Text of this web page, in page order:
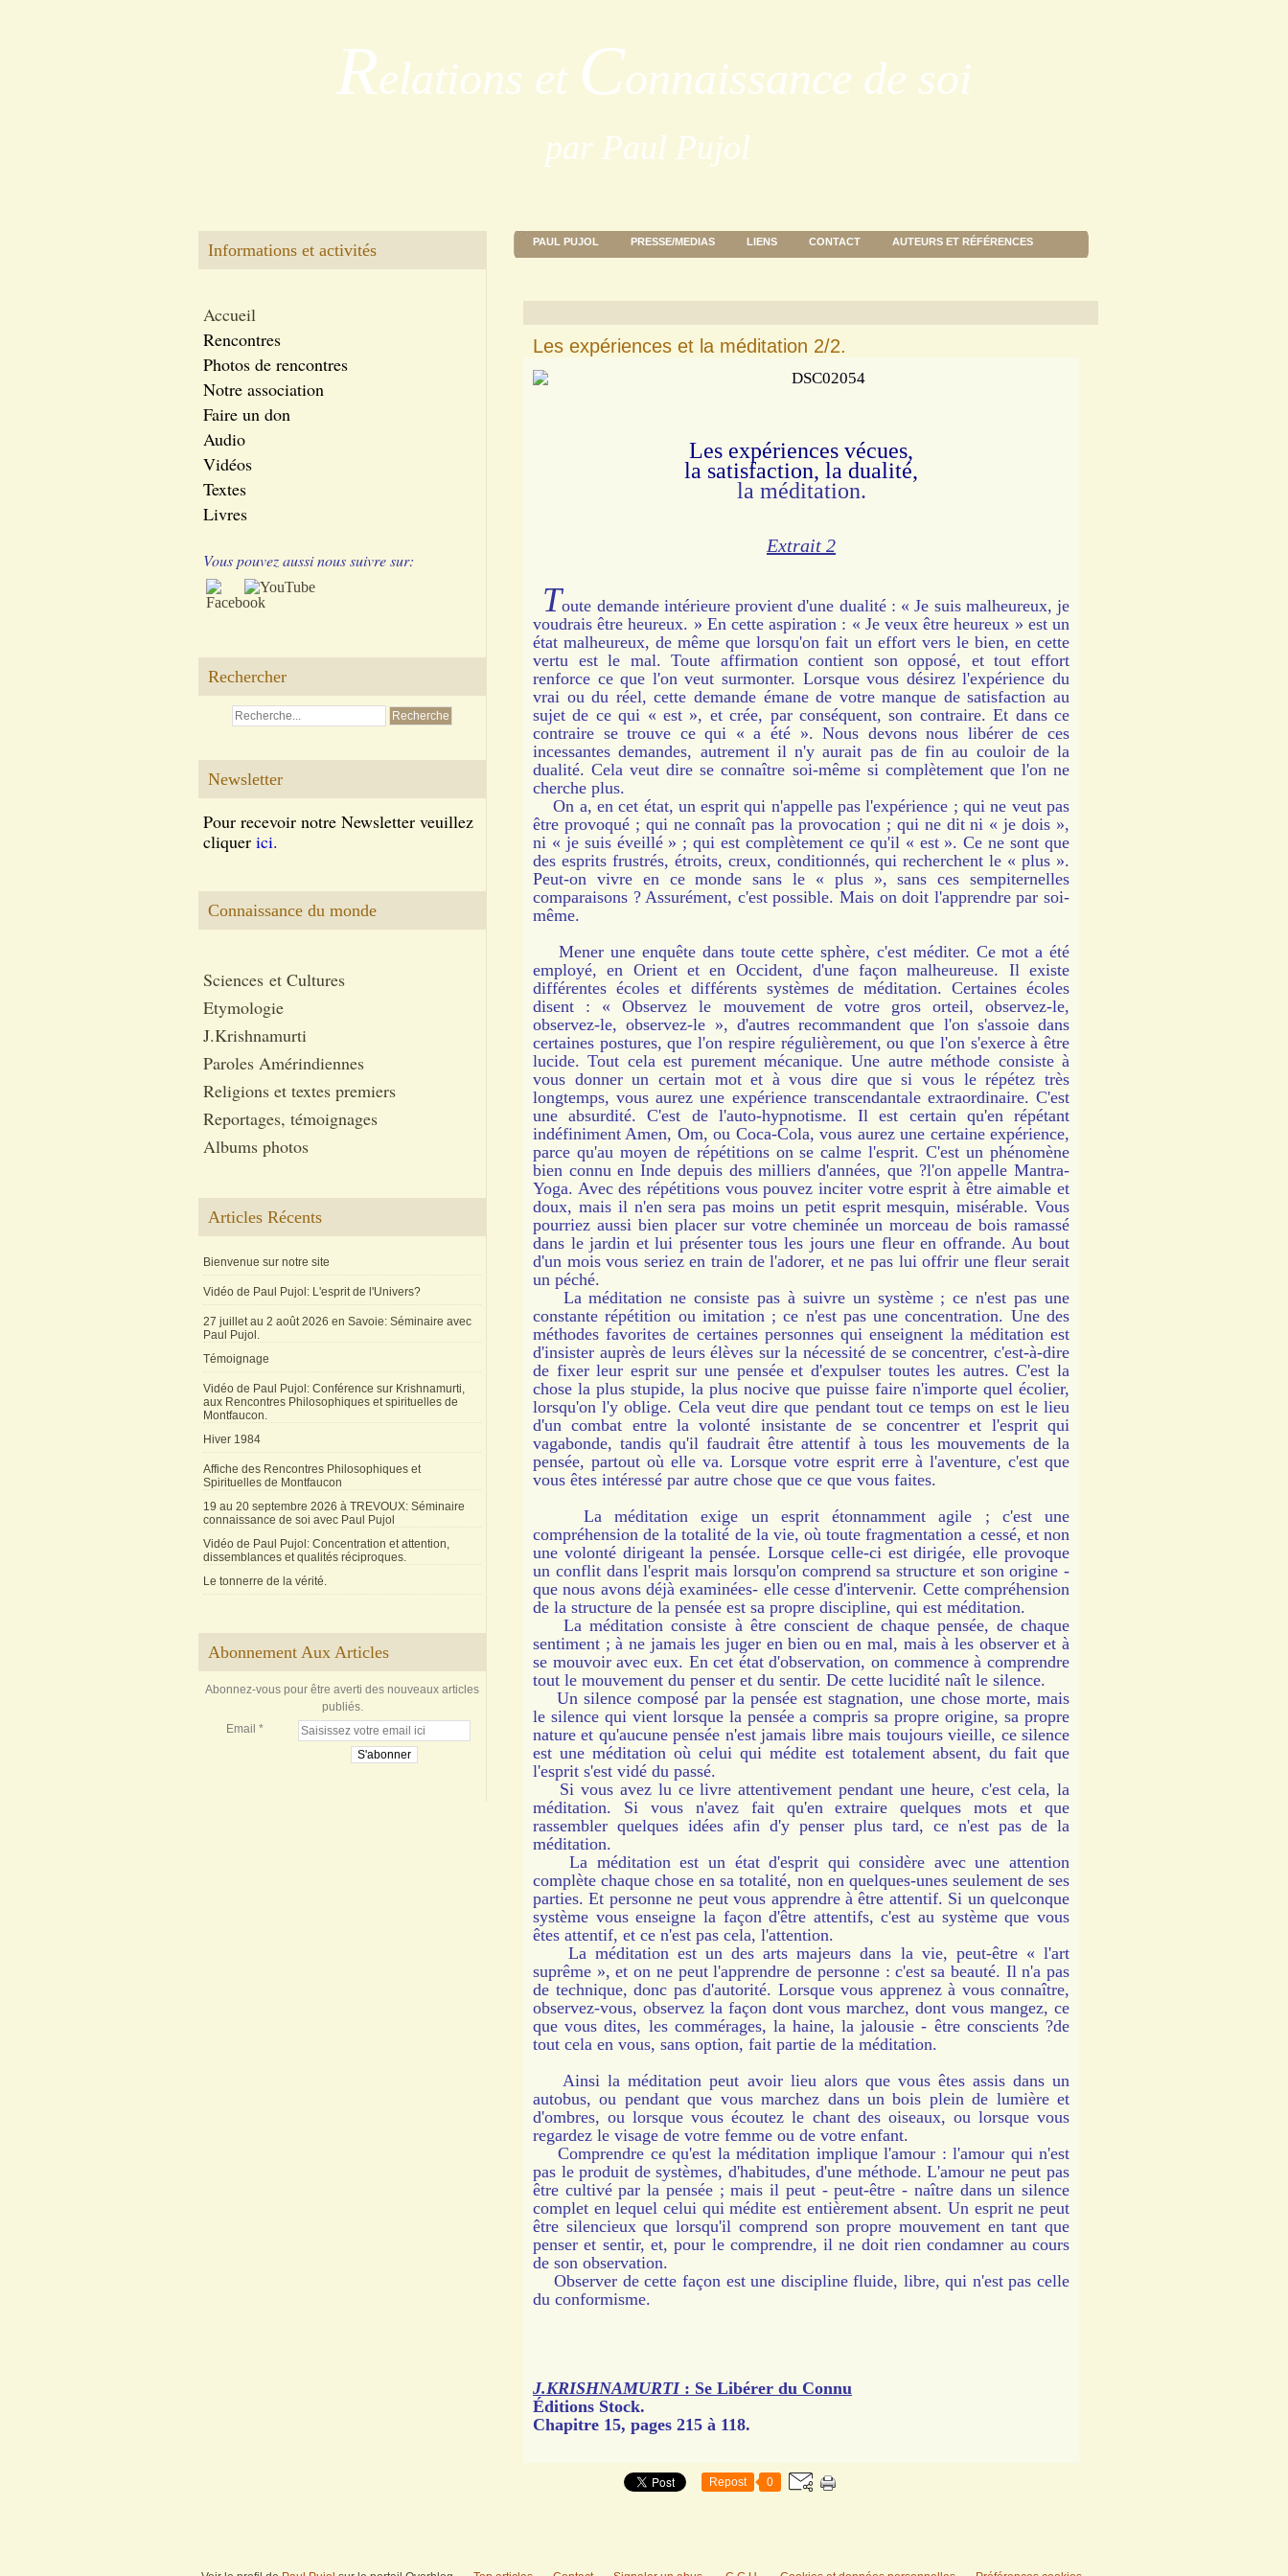
Relations et Connaissance de soi
par Paul Pujol
Informations et activités
Accueil
Rencontres
Photos de rencontres
Notre association
Faire un don
Audio
Vidéos
Textes
Livres
Vous pouvez aussi nous suivre sur:
Rechercher
Newsletter
Pour recevoir notre Newsletter veuillez
cliquer ici.
Connaissance du monde
Sciences et Cultures
Etymologie
J.Krishnamurti
Paroles Amérindiennes
Religions et textes premiers
Reportages, témoignages
Albums photos
Articles Récents
Bienvenue sur notre site
Vidéo de Paul Pujol: L'esprit de l'Univers?
27 juillet au 2 août 2026 en Savoie: Séminaire avec
Paul Pujol.
Témoignage
Vidéo de Paul Pujol: Conférence sur Krishnamurti,
aux Rencontres Philosophiques et spirituelles de
Montfaucon.
Hiver 1984
Affiche des Rencontres Philosophiques et
Spirituelles de Montfaucon
19 au 20 septembre 2026 à TREVOUX: Séminaire
connaissance de soi avec Paul Pujol
Vidéo de Paul Pujol: Concentration et attention,
dissemblances et qualités réciproques.
Le tonnerre de la vérité.
Abonnement Aux Articles
Abonnez-vous pour être averti des nouveaux articles
publiés.
Email
PAUL PUJOL PRESSE/MEDIAS LIENS CONTACT AUTEURS ET RÉFÉRENCES
Les expériences et la méditation 2/2.
Les expériences vécues,
la satisfaction, la dualité,
la méditation.
Extrait 2
Toute demande intérieure provient d'une dualité : « Je suis malheureux, je
voudrais être heureux. » En cette aspiration : « Je veux être heureux » est un
état malheureux, de même que lorsqu'on fait un effort vers le bien, en cette
vertu est le mal. Toute affirmation contient son opposé, et tout effort
renforce ce que l'on veut surmonter. Lorsque vous désirez l'expérience du
vrai ou du réel, cette demande émane de votre manque de satisfaction au
sujet de ce qui « est », et crée, par conséquent, son contraire. Et dans ce
contraire se trouve ce qui « a été ». Nous devons nous libérer de ces
incessantes demandes, autrement il n'y aurait pas de fin au couloir de la
dualité. Cela veut dire se connaître soi-même si complètement que l'on ne
cherche plus.
On a, en cet état, un esprit qui n'appelle pas l'expérience ; qui ne veut pas
être provoqué ; qui ne connaît pas la provocation ; qui ne dit ni « je dois »,
ni « je suis éveillé » ; qui est complètement ce qu'il « est ». Ce ne sont que
des esprits frustrés, étroits, creux, conditionnés, qui recherchent le « plus ».
Peut-on vivre en ce monde sans le « plus », sans ces sempiternelles
comparaisons ? Assurément, c'est possible. Mais on doit l'apprendre par soi-
même.
Mener une enquête dans toute cette sphère, c'est méditer. Ce mot a été
employé, en Orient et en Occident, d'une façon malheureuse. Il existe
différentes écoles et différents systèmes de méditation. Certaines écoles
disent : « Observez le mouvement de votre gros orteil, observez-le,
observez-le, observez-le », d'autres recommandent que l'on s'assoie dans
certaines postures, que l'on respire régulièrement, ou que l'on s'exerce à être
lucide. Tout cela est purement mécanique. Une autre méthode consiste à
vous donner un certain mot et à vous dire que si vous le répétez très
longtemps, vous aurez une expérience transcendantale extraordinaire. C'est
une absurdité. C'est de l'auto-hypnotisme. Il est certain qu'en répétant
indéfiniment Amen, Om, ou Coca-Cola, vous aurez une certaine expérience,
parce qu'au moyen de répétitions on se calme l'esprit. C'est un phénomène
bien connu en Inde depuis des milliers d'années, que ?l'on appelle Mantra-
Yoga. Avec des répétitions vous pouvez inciter votre esprit à être aimable et
doux, mais il n'en sera pas moins un petit esprit mesquin, misérable. Vous
pourriez aussi bien placer sur votre cheminée un morceau de bois ramassé
dans le jardin et lui présenter tous les jours une fleur en offrande. Au bout
d'un mois vous seriez en train de l'adorer, et ne pas lui offrir une fleur serait
un péché.
La méditation ne consiste pas à suivre un système ; ce n'est pas une
constante répétition ou imitation ; ce n'est pas une concentration. Une des
méthodes favorites de certaines personnes qui enseignent la méditation est
d'insister auprès de leurs élèves sur la nécessité de se concentrer, c'est-à-dire
de fixer leur esprit sur une pensée et d'expulser toutes les autres. C'est la
chose la plus stupide, la plus nocive que puisse faire n'importe quel écolier,
lorsqu'on l'y oblige. Cela veut dire que pendant tout ce temps on est le lieu
d'un combat entre la volonté insistante de se concentrer et l'esprit qui
vagabonde, tandis qu'il faudrait être attentif à tous les mouvements de la
pensée, partout où elle va. Lorsque votre esprit erre à l'aventure, c'est que
vous êtes intéressé par autre chose que ce que vous faites.
La méditation exige un esprit étonnamment agile ; c'est une
compréhension de la totalité de la vie, où toute fragmentation a cessé, et non
une volonté dirigeant la pensée. Lorsque celle-ci est dirigée, elle provoque
un conflit dans l'esprit mais lorsqu'on comprend sa structure et son origine -
que nous avons déjà examinées- elle cesse d'intervenir. Cette compréhension
de la structure de la pensée est sa propre discipline, qui est méditation.
La méditation consiste à être conscient de chaque pensée, de chaque
sentiment ; à ne jamais les juger en bien ou en mal, mais à les observer et à
se mouvoir avec eux. En cet état d'observation, on commence à comprendre
tout le mouvement du penser et du sentir. De cette lucidité naît le silence.
Un silence composé par la pensée est stagnation, une chose morte, mais
le silence qui vient lorsque la pensée a compris sa propre origine, sa propre
nature et qu'aucune pensée n'est jamais libre mais toujours vieille, ce silence
est une méditation où celui qui médite est totalement absent, du fait que
l'esprit s'est vidé du passé.
Si vous avez lu ce livre attentivement pendant une heure, c'est cela, la
méditation. Si vous n'avez fait qu'en extraire quelques mots et que
rassembler quelques idées afin d'y penser plus tard, ce n'est pas de la
méditation.
La méditation est un état d'esprit qui considère avec une attention
complète chaque chose en sa totalité, non en quelques-unes seulement de ses
parties. Et personne ne peut vous apprendre à être attentif. Si un quelconque
système vous enseigne la façon d'être attentifs, c'est au système que vous
êtes attentif, et ce n'est pas cela, l'attention.
La méditation est un des arts majeurs dans la vie, peut-être « l'art
suprême », et on ne peut l'apprendre de personne : c'est sa beauté. Il n'a pas
de technique, donc pas d'autorité. Lorsque vous apprenez à vous connaître,
observez-vous, observez la façon dont vous marchez, dont vous mangez, ce
que vous dites, les commérages, la haine, la jalousie - être conscients ?de
tout cela en vous, sans option, fait partie de la méditation.
Ainsi la méditation peut avoir lieu alors que vous êtes assis dans un
autobus, ou pendant que vous marchez dans un bois plein de lumière et
d'ombres, ou lorsque vous écoutez le chant des oiseaux, ou lorsque vous
regardez le visage de votre femme ou de votre enfant.
Comprendre ce qu'est la méditation implique l'amour : l'amour qui n'est
pas le produit de systèmes, d'habitudes, d'une méthode. L'amour ne peut pas
être cultivé par la pensée ; mais il peut - peut-être - naître dans un silence
complet en lequel celui qui médite est entièrement absent. Un esprit ne peut
être silencieux que lorsqu'il comprend son propre mouvement en tant que
penser et sentir, et, pour le comprendre, il ne doit rien condamner au cours
de son observation.
Observer de cette façon est une discipline fluide, libre, qui n'est pas celle
du conformisme.
J.KRISHNAMURTI: Se Libérer du Connu
Éditions Stock.
Chapitre 15, pages 215 à 118.
Repost 0